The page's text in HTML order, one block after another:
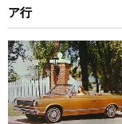
ア行